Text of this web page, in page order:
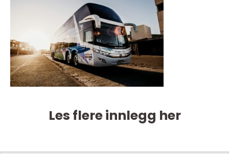
Les flere innlegg her